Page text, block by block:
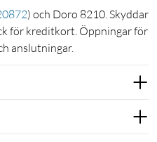
) och Doro 8210. Skyddar
för kreditkort. Öppningar för
anslutningar.